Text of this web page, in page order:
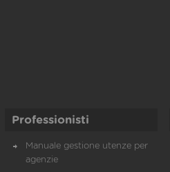
Professionisti
Manuale gestione utenze per
agenzie